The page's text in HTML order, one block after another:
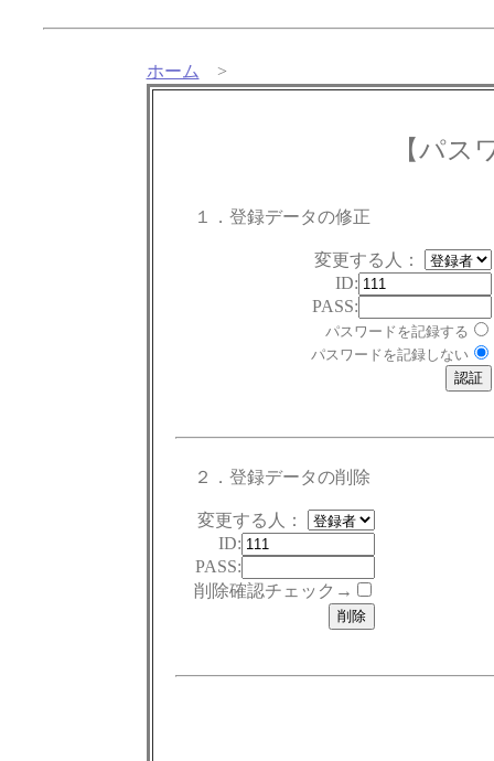
ホーム >
【パス
１．登録データの修正
変更する人：
ID:
PASS:
パスワードを記録する
パスワードを記録しない
２．登録データの削除
変更する人：
ID:
PASS:
削除確認チェック→